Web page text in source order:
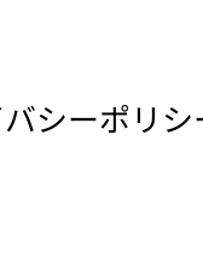
シーポリシ